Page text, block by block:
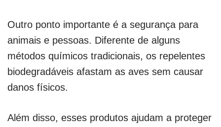
Outro ponto importante é a segurança para
animais e pessoas. Diferente de alguns
métodos químicos tradicionais, os repelentes
biodegradáveis afastam as aves sem causar
danos físicos.
Além disso, esses produtos ajudam a proteger